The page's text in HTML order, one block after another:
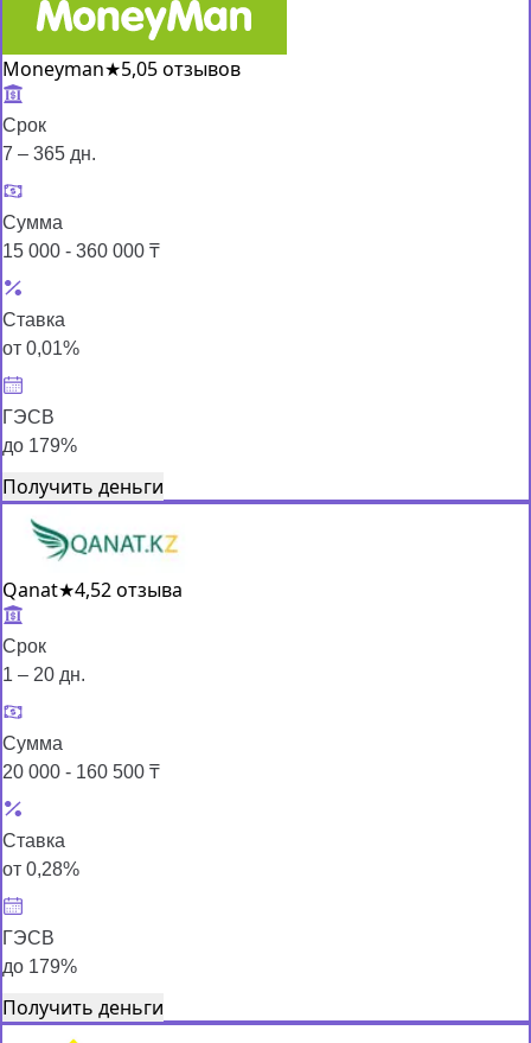
Moneyman★5,05 отзывов
Срок
7 – 365 дн.
Сумма
15 000 - 360 000 ₸
Ставка
от 0,01%
ГЭСВ
до 179%
Получить деньги
Qanat★4,52 отзыва
Срок
1 – 20 дн.
Сумма
20 000 - 160 500 ₸
Ставка
от 0,28%
ГЭСВ
до 179%
Получить деньги